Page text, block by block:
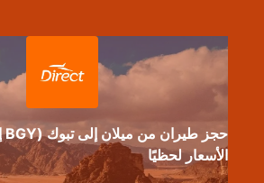
الأسعار لحظيًا